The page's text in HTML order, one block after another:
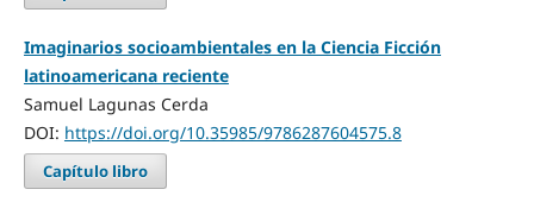
Imaginarios socioambientales en la Ciencia Ficción
latinoamericana reciente
Samuel Lagunas Cerda
DOI: https://doi.org/10.35985/9786287604575.8
Capítulo libro